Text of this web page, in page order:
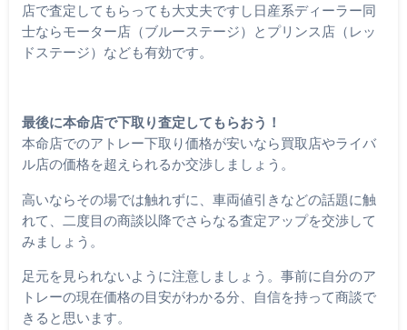
店で査定してもらっても大丈夫ですし日産系ディーラー同
士ならモーター店（ブルーステージ）とプリンス店（レッ
ドステージ）なども有効です。
最後に本命店で下取り査定してもらおう！
本命店でのアトレー下取り価格が安いなら買取店やライバ
ル店の価格を超えられるか交渉しましょう。
高いならその場では触れずに、車両値引きなどの話題に触
れて、二度目の商談以降でさらなる査定アップを交渉して
みましょう。
足元を見られないように注意しましょう。事前に自分のア
トレーの現在価格の目安がわかる分、自信を持って商談で
きると思います。